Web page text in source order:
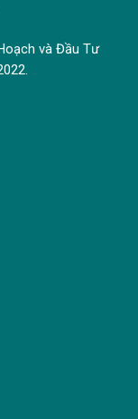
và Đầu Tư